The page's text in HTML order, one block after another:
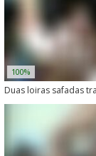
100%